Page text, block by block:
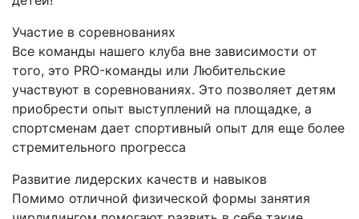
Участие в соревнованиях
Все команды нашего клуба вне зависимости от
того, это PRO-команды или Любительские
участвуют в соревнованиях. Это позволяет детям
приобрести опыт выступлений на площадке, а
спортсменам дает спортивный опыт для еще более
стремительного прогресса
Развитие лидерских качеств и навыков
Помимо отличной физической формы занятия